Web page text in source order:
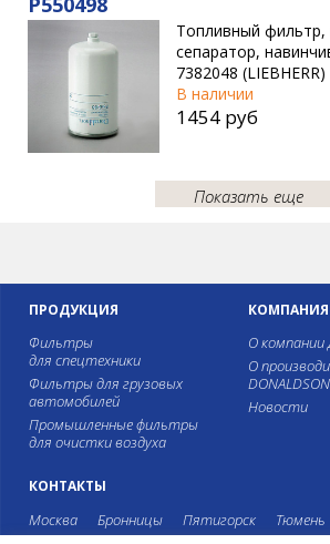
Топливный фильтр,
сепаратор,
7382048 (LIEBHERR)
В наличии
1454 руб
Показать еще
КОМПАНИЯ
О компании
О
DONALDSON
Новости
ПРОДУКЦИЯ
Фильтры
для спецтехники
Фильтры для грузовых
автомобилей
Промышленные фильтры
для очистки воздуха
КОНТАКТЫ
Москва Бронницы Пятигорск Тюмень